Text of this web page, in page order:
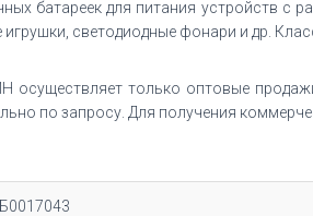
батареек для питания устройств с
светодиодные фонари и др.
осуществляет только оптовые
по запросу. Для получения
Б0017043